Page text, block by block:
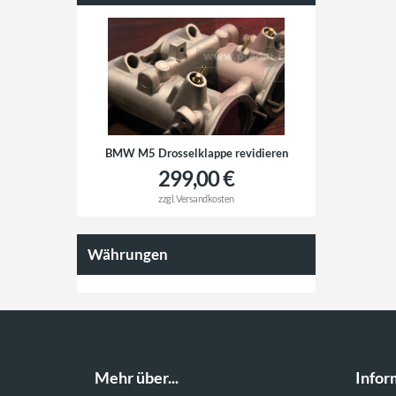
BMW M5 Drosselklappe revidieren
299,00 €
zzgl.Versandkosten
Währungen
Mehr über...